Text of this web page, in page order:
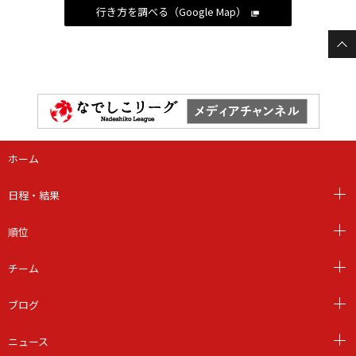
行き方を調べる（Google Map）
ホーム
日程・結果
順位
チーム
ブログ
ニュース